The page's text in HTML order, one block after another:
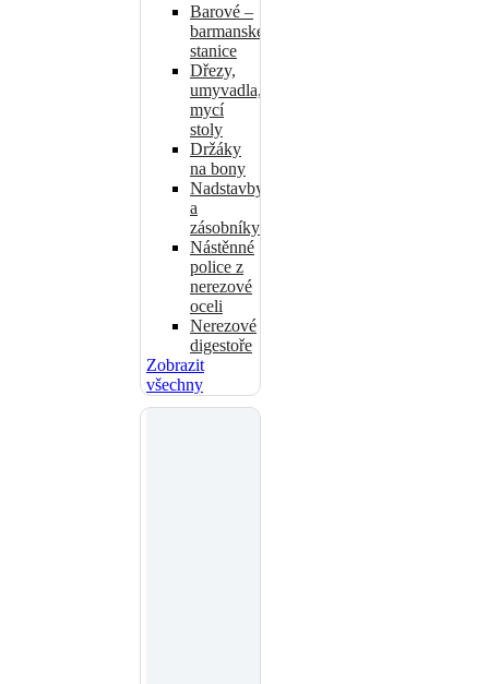
Barové –
barmanské
stanice
Dřezy,
umyvadla,
mycí
stoly
Držáky
na bony
Nadstavby
a
zásobníky
Nástěnné
police z
nerezové
oceli
Nerezové
digestoře
Zobrazit
všechny